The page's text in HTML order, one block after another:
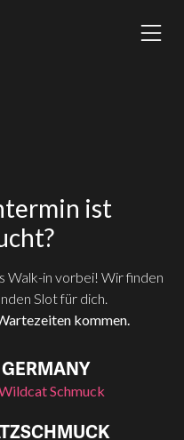
ist
Walk-in vorbei! Wir finden
Slot für dich.
kommen.
Schmuck